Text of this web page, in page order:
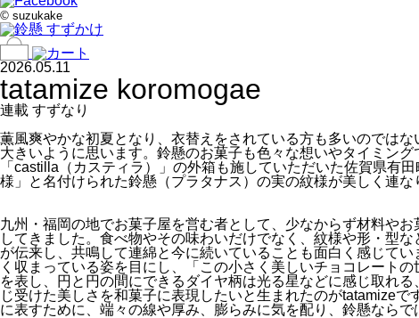
© suzukake
2026.05.11
tatamize koromogae
連載 すずなり
薫風爽やかな初夏となり、衣替えをされている方も多いのでは
大きいように思います。鈴懸のお菓子も色々な想いやタイミン
「castilla（カスティラ）」の外箱も施していただいた佐賀県有
様」と名付けられた鈴懸（プラタナス）の実の紋様が美しく連
九州・福岡の地でお菓子屋を営む者として、少なからず材料や
してきました。食べ物やその味わいだけでなく、紋様や形・型
が伝来し、共鳴して連綿と今に続いていることも面白く感じて
く収まっている姿を目にし、「この小さく美しいチョコレート
を表し、円と円の間にできるダイヤ柄は光る星などに感じ取れ
じ受けた美しさを和菓子に表現したいと生まれたのがtatamize
に表すために、端々の線や厚み、膨らみに気を配り、鈴懸なら